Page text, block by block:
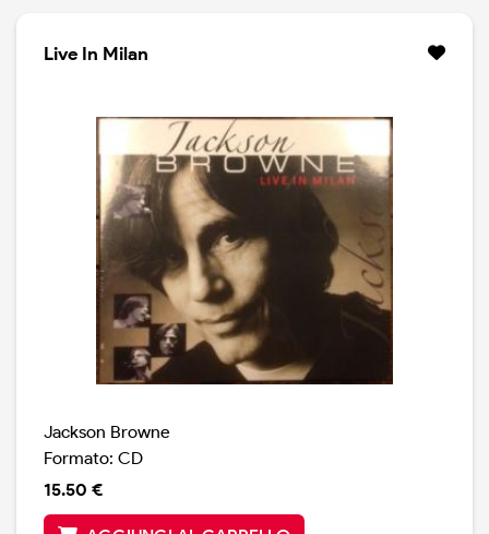
Live In Milan
Jackson Browne
Formato: CD
15.50 €